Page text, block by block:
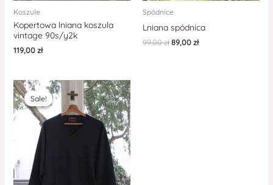
Koszule
Kopertowa lniana koszula
vintage 90s/y2k
119,00zł
Spódnice
Lniana spódnica
99,00zł89,00zł
Sale!
Sale!